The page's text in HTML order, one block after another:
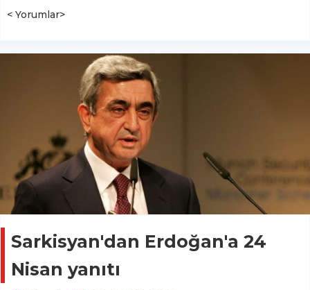
< Yorumlar>
Sarkisyan'dan Erdoğan'a 24
Nisan yanıtı